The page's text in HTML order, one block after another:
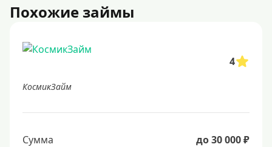
Похожие займы
4
КосмикЗайм
Сумма
до 30 000 ₽